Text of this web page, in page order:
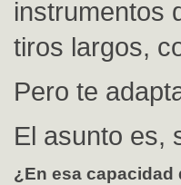
instrumentos
tiros largos,
Pero te
El asunto es,
¿En esa